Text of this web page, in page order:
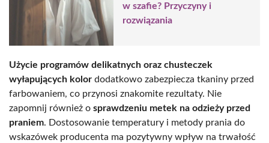
w szafie? Przyczyny i
rozwiązania
Użycie programów delikatnych oraz chusteczek
wyłapujących kolor dodatkowo zabezpiecza tkaniny przed
farbowaniem, co przynosi znakomite rezultaty. Nie
zapomnij również o sprawdzeniu metek na odzieży przed
praniem. Dostosowanie temperatury i metody prania do
wskazówek producenta ma pozytywny wpływ na trwałość